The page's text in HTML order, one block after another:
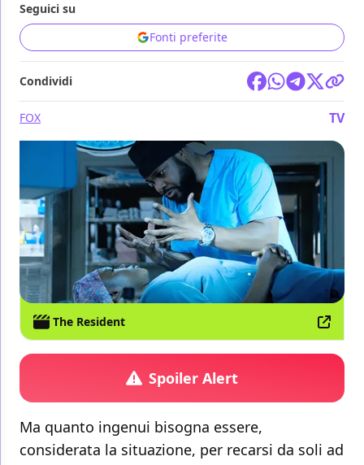
Seguici su
Fonti preferite
Condividi
FOX TV
The Resident
Spoiler Alert
Ma quanto ingenui bisogna essere,
considerata la situazione, per recarsi da soli ad